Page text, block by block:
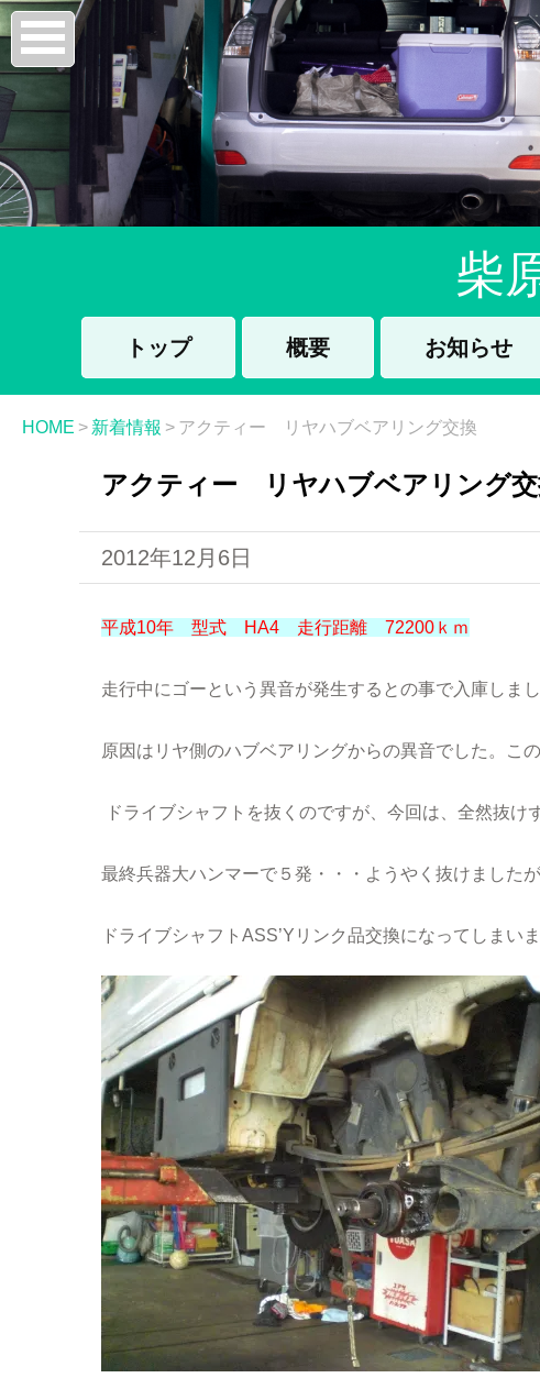
柴
トップ 概要 お知らせ
HOME > 新着情報 > アクティー リヤハブベアリング交換
アクティー リヤハブベアリング
2012年12月6日
平成10年 型式 HA4 走行距離 72200ｋｍ
走行中にゴーという異音が発生するとの事で入庫しまし
原因はリヤ側のハブベアリングからの異音でした。こ
ドライブシャフトを抜くのですが、今回は、全然抜
最終兵器大ハンマーで５発・・・ようやく抜けました
ドライブシャフトASS’Yリンク品交換になってしまい